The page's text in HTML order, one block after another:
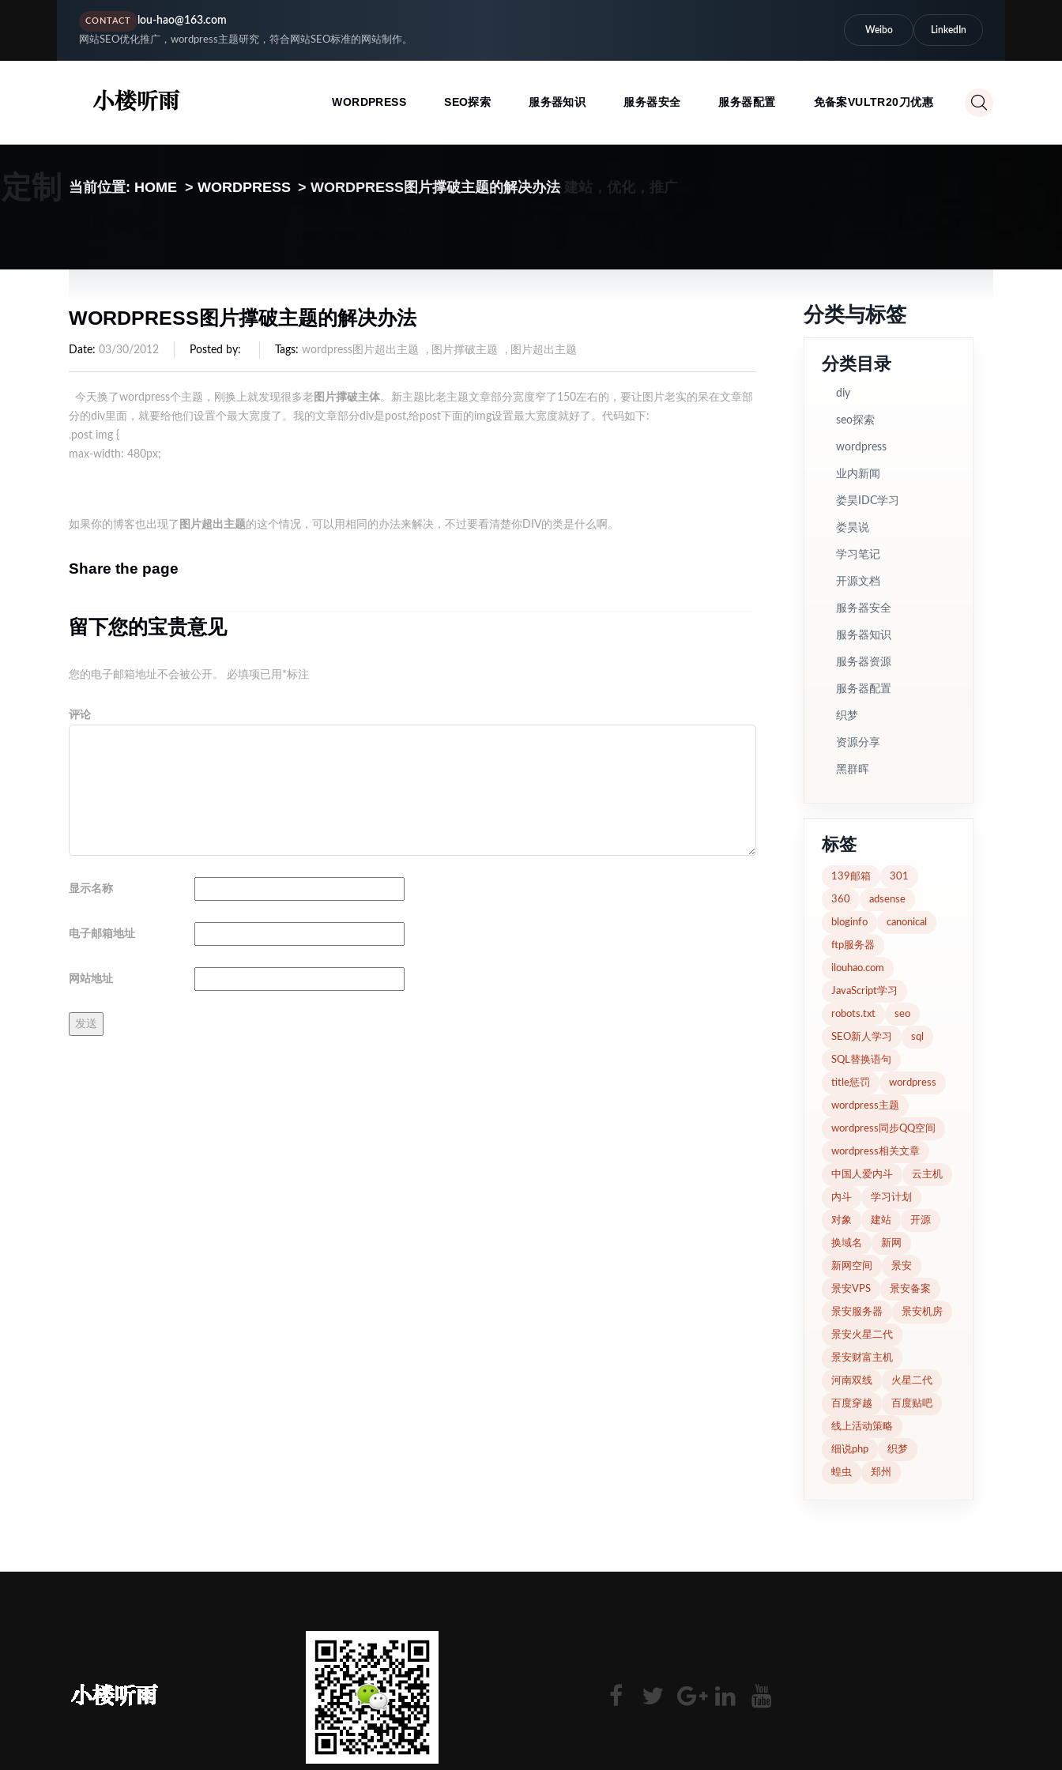
CONTACT lou-hao@163.com
网站SEO优化推广，wordpress主题研究，符合网站SEO标准的网站制作。
Weibo LinkedIn
WORDPRESS SEO探索 服务器知识 服务器安全 服务器配置 免备案VULTR20刀优惠
制 当前位置: HOME > WORDPRESS > WORDPRESS图片撑破主题的解决办法 建站，优化，推广
WORDPRESS图片撑破主题的解决办法
Date 03/30/2012 Posted by Tags wordpress图片超出主题 , 图片撑破主题 , 图片超出主题
今天换了wordpress个主题，刚换上就发现很多老 图片撑破主体。新主题比老主题文章部分宽度窄了150左右的，要让图片老实的呆在文章部
分的div里面，就要给他们设置个最大宽度了。我的文章部分div是post,给post下面的img设置最大宽度就好了。代码如下:
.post img {
max-width: 480px;
如果你的博客也出现了 图片超出主题的这个情况，可以用相同的办法来解决，不过要看清楚你DIV的类是什么啊。
Share the page
留下您的宝贵意见
您的电子邮箱地址不会被公开。 必填项已用 *标注
评论
显示名称
电子邮箱地址
网站地址
分类与标签
分类目录
diy
seo探索
wordpress
业内新闻
娄昊IDC学习
娄昊说
学习笔记
开源文档
服务器安全
服务器知识
服务器资源
服务器配置
织梦
资源分享
黑群晖
标签
139邮箱 301
360 adsense
bloginfo canonical
ftp服务器
ilouhao.com
JavaScript学习
robots.txt seo
SEO新人学习 sql
SQL替换语句
title惩罚 wordpress
wordpress主题
wordpress同步QQ空间
wordpress相关文章
中国人爱内斗 云主机
内斗 学习计划
对象 建站 开源
换域名 新网
新网空间 景安
景安VPS 景安备案
景安服务器 景安机房
景安火星二代
景安财富主机
河南双线 火星二代
百度穿越 百度贴吧
线上活动策略
细说php 织梦
蝗虫 郑州